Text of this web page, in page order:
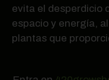
evita el desperdicio
espacio y energía,
plantas que